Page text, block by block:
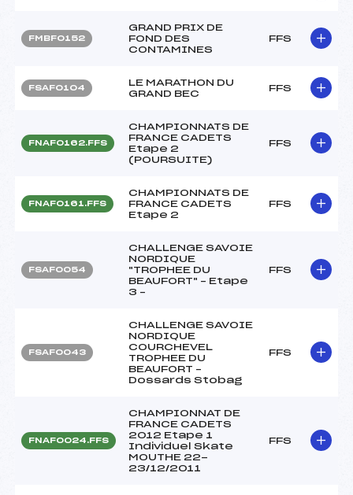
FMBF0152
GRAND PRIX DE
FOND DES
CONTAMINES
FFS
FSAF0104
LE MARATHON DU
GRAND BEC
FFS
FNAF0162.FFS
CHAMPIONNATS DE
FRANCE CADETS
Etape 2
(POURSUITE)
FFS
FNAF0161.FFS
CHAMPIONNATS DE
FRANCE CADETS
Etape 2
FFS
FSAF0054
CHALLENGE SAVOIE
NORDIQUE
"TROPHEE DU
BEAUFORT" – Etape
3 –
FFS
FSAF0043
CHALLENGE SAVOIE
NORDIQUE
COURCHEVEL
TROPHEE DU
BEAUFORT –
Dossards Stobag
FFS
FNAF0024.FFS
CHAMPIONNAT DE
FRANCE CADETS
2012 Etape 1
Individuel Skate
MOUTHE 22-
23/12/2011
FFS